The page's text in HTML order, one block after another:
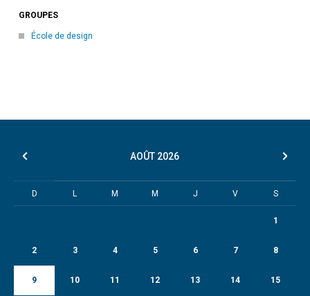
GROUPES
École de design
AOÛT 2026
D L M M J V S
1
2 3 4 5 6 7 8
9 10 11 12 13 14 15